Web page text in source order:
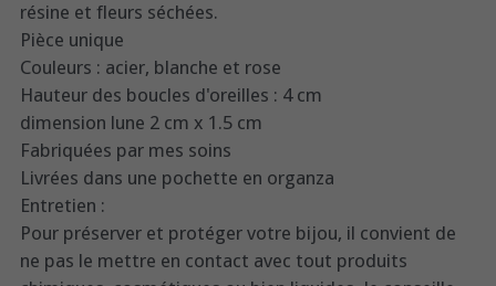
résine et fleurs séchées.
Pièce unique
Couleurs : acier, blanche et rose
Hauteur des boucles d'oreilles : 4 cm
dimension lune 2 cm x 1.5 cm
Fabriquées par mes soins
Livrées dans une pochette en organza
Entretien :
Pour préserver et protéger votre bijou, il convient de
ne pas le mettre en contact avec tout produits